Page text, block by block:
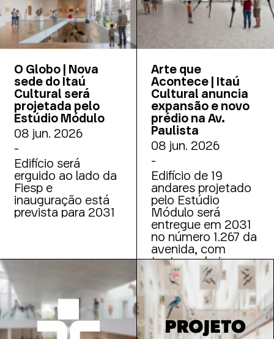
O Globo | Nova
sede do Itaú
Cultural será
projetada pelo
Estúdio Módulo
08 jun. 2026
-
Edifício será
erguido ao lado da
Fiesp e
inauguração está
prevista para 2031
Arte que
Acontece | Itaú
Cultural anuncia
expansão e novo
prédio na Av.
Paulista
08 jun. 2026
-
Edifício de 19
andares projetado
pelo Estúdio
Módulo será
entregue em 2031
no número 1.267 da
avenida, com
teatro, galerias e
auditório